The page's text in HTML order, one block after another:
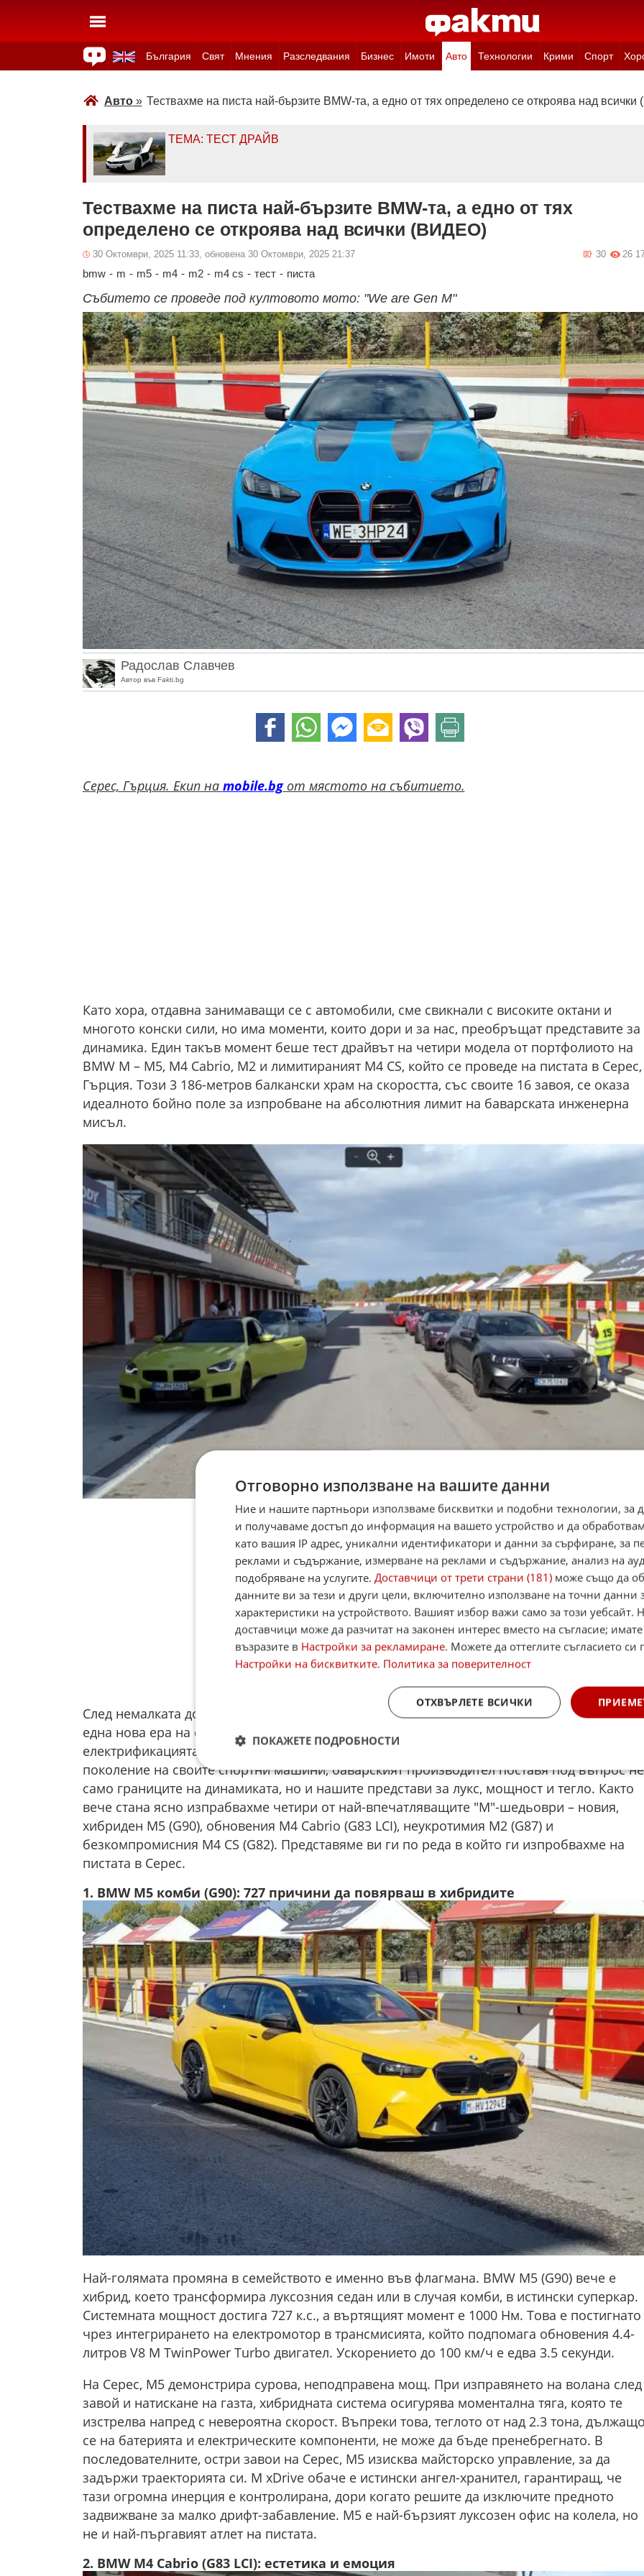
България Свят Мнения Разследвания Бизнес Имоти Авто Технологии Крими Спорт
Авто» Тествахме на писта най-бързите BMW-та, а едно от тях определено се откроява над всички
ТЕМА: ТЕСТ ДРАЙВ
Тествахме на писта най-бързите BMW-та, а едно от тях
определено се откроява над всички (ВИДЕО)
30 Октомври, 2025 11:33, обновена 30 Октомври, 2025 21:37 26
30
bmw - m - m5 - m4 - m2 - m4 cs - тест - писта
Събитето се проведе под култовото мото: "We are Gen M"
Радослав Славчев
Автор във Fakti.bg
Серес, Гърция. Екип на mobile.bgот мястото на събитието.
Като хора, отдавна занимаващи се с автомобили, сме свикнали с високите октани и
многото конски сили, но има моменти, които дори и за нас, преобръщат представите за
динамика. Един такъв момент беше тест драйвът на четири модела от портфолиото на
BMW M – M5, M4 Cabrio, M2 и лимитираният M4 CS, който се проведе на пистата в Серес,
Гърция. Този 3 186-метров балкански храм на скоростта, със своите 16 завоя, се оказа
идеалното бойно поле за изпробване на абсолютния лимит на баварската инженерна
мисъл.
След немалката доза адреналин, която ни доставиха тези автомобили, стана ясно, че
една нова ера на скоростта е вече факт и тя носи емблемата на BMW M, а
електрификацията е само помощник, а не основна движеща сила. С най-актуалното
поколение на своите спортни машини, баварският производител поставя под въпрос не
само границите на динамиката, но и нашите представи за лукс, мощност и тегло. Както
вече стана ясно изпрабвахме четири от най-впечатляващите "M"-шедьоври – новия,
хибриден M5 (G90), обновения M4 Cabrio (G83 LCI), неукротимия M2 (G87) и
безкомпромисния M4 CS (G82). Представяме ви ги по реда в който ги изпробвахме на
пистата в Серес.
1. BMW M5 комби (G90): 727 причини да повярваш в хибридите
Най-голямата промяна в семейството е именно във флагмана. BMW M5 (G90) вече е
хибрид, което трансформира луксозния седан или в случая комби, в истински суперкар.
Системната мощност достига 727 к.с., а въртящият момент е 1000 Нм. Това е постигнато
чрез интегрирането на електромотор в трансмисията, който подпомага обновения 4.4-
литров V8 M TwinPower Turbo двигател. Ускорението до 100 км/ч е едва 3.5 секунди.
На Серес, M5 демонстрира сурова, неподправена мощ. При изправянето на волана след
завой и натискане на газта, хибридната система осигурява моментална тяга, която те
изстрелва напред с невероятна скорост. Въпреки това, теглото от над 2.3 тона, дължащо
се на батерията и електрическите компоненти, не може да бъде пренебрегнато. В
последователните, остри завои на Серес, M5 изисква майсторско управление, за да
задържи траекторията си. M xDrive обаче е истински ангел-хранител, гарантиращ, че
тази огромна инерция е контролирана, дори когато решите да изключите предното
задвижване за малко дрифт-забавление. M5 е най-бързият луксозен офис на колела, но
не и най-пъргавият атлет на пистата.
2. BMW M4 Cabrio (G83 LCI): естетика и емоция
Отговорно използване на вашите данни
Ние и нашите партньори използваме бисквитки и подобни технологии, за
и получаваме достъп до информация на вашето устройство и да
като вашия IP адрес, уникални идентификатори и данни за сърфиране, за
реклами и съдържание, измерване на реклами и съдържание, анализ на
подобряване на услугите. Доставчици от трети страни (181) може също да
данните ви за тези и други цели, включително използване на точни данни
характеристики на устройството. Вашият избор важи само за този уебсайт.
доставчици може да разчитат на законен интерес вместо на съгласие;
възразите в Настройки за рекламиране. Можете да оттеглите съгласието си
Настройки на бисквитките. Политика за поверителност
ОТХВЪРЛЕТЕ ВСИЧКИ
ПОКАЖЕТЕ ПОДРОБНОСТИ